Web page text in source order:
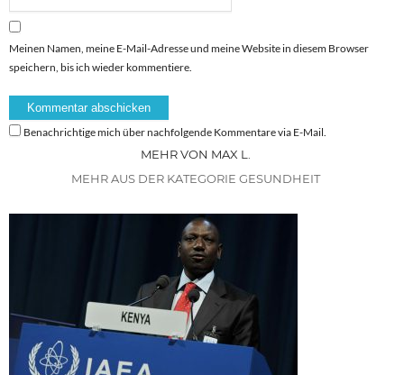
Meinen Namen, meine E-Mail-Adresse und meine Website in diesem Browser
speichern, bis ich wieder kommentiere.
Benachrichtige mich über nachfolgende Kommentare via E-Mail.
MEHR VON MAX L.
MEHR AUS DER KATEGORIE GESUNDHEIT